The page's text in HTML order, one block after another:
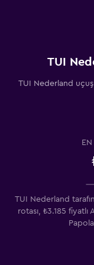
TUI
TUI Nederland
TUI Nederland
rotası, ₺3.185